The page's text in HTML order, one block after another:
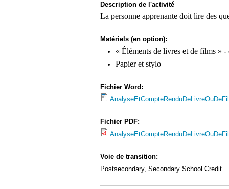
Description de l'activité
La personne apprenante doit lire des
Matériels (en option):
« Éléments de livres et de films »
Papier et stylo
Fichier Word:
Fichier PDF:
Voie de transition:
Postsecondary, Secondary School Credit